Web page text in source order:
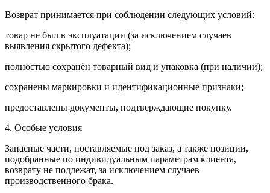
Возврат принимается при соблюдении следующих условий:
товар не был в эксплуатации (за исключением случаев
выявления скрытого дефекта);
полностью сохранён товарный вид и упаковка (при наличии);
сохранены маркировки и идентификационные признаки;
предоставлены документы, подтверждающие покупку.
4. Особые условия
Запасные части, поставляемые под заказ, а также позиции,
подобранные по индивидуальным параметрам клиента,
возврату не подлежат, за исключением случаев
производственного брака.